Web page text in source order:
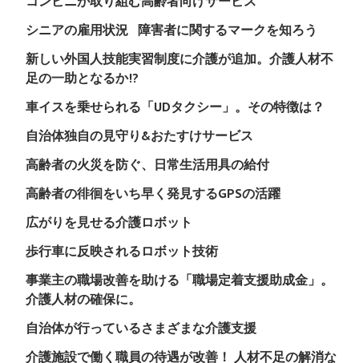
シニアの雇用状況
障害者に関するマークを知ろう
新しい外国人技能実習制度に介護が追加。介護人材不
足の一助となるか!?
車イスを乗せられる「UDタクシー」。その特徴は？
自治体独自の見守り&おたすけサービス
高齢者の火災を防ぐ、日常生活用具の給付
高齢者の徘徊をいち早く発見するGPSの活躍
広がりを見せる介護ロボット
歩行車に反映されるロボット技術
事業主の職場改善を助ける「職場定着支援助成金」。
介護人材の確保に。
自治体が行っているさまざまな介護支援
介護施設で働く職員の待遇が改善！ 人材不足の解消な